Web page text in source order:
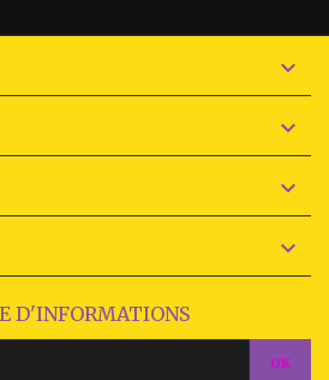




D'INFORMATIONS